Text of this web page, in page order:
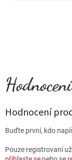
Hodnocení
Buďte první, kdo
Pouze registrovaní